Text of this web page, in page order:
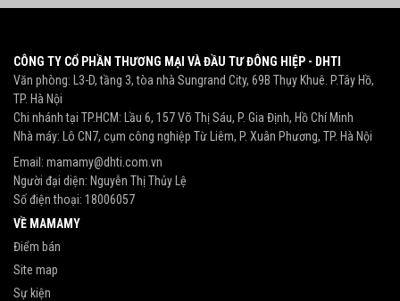
CÔNG TY CỔ PHẦN THƯƠNG MẠI VÀ ĐẦU TƯ ĐÔNG HIỆP - DHTI
Văn phòng: L3-D, tầng 3, tòa nhà Sungrand City, 69B Thụy Khuê. P.Tây Hồ,
TP. Hà Nội
Chi nhánh tại TP.HCM: Lầu 6, 157 Võ Thị Sáu, P. Gia Định, Hồ Chí Minh
Nhà máy: Lô CN7, cụm công nghiệp Từ Liêm, P. Xuân Phương, TP. Hà Nội
Email: mamamy@dhti.com.vn
Người đại diện: Nguyễn Thị Thủy Lệ
Số điện thoại: 18006057
VỀ MAMAMY
Điểm bán
Site map
Sự kiện